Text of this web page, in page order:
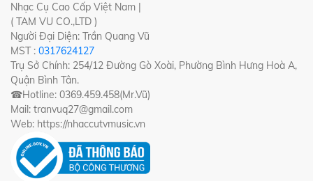
Nhạc Cụ Cao Cấp Việt Nam |
( TAM VU CO.,LTD )
Người Đại Diện: Trần Quang Vũ
MST : 0317624127
Trụ Sở Chính: 254/12 Đường Gò Xoài, Phường Bình Hưng Hoà A,
Quận Bình Tân.
☎Hotline: 0369.459.458(Mr.Vũ)
Mail: tranvuq27@gmail.com
Web: https://nhaccutvmusic.vn